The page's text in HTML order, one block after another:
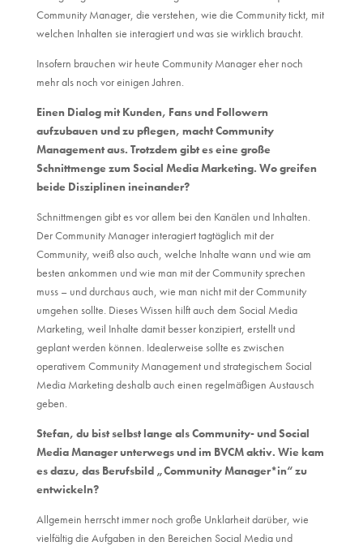
Community Manager, die verstehen, wie die Community tickt, mit
welchen Inhalten sie interagiert und was sie wirklich braucht.
Insofern brauchen wir heute Community Manager eher noch
mehr als noch vor einigen Jahren.
Einen Dialog mit Kunden, Fans und Followern
aufzubauen und zu pflegen, macht Community
Management aus. Trotzdem gibt es eine große
Schnittmenge zum Social Media Marketing. Wo greifen
beide Disziplinen ineinander?
Schnittmengen gibt es vor allem bei den Kanälen und Inhalten.
Der Community Manager interagiert tagtäglich mit der
Community, weiß also auch, welche Inhalte wann und wie am
besten ankommen und wie man mit der Community sprechen
muss – und durchaus auch, wie man nicht mit der Community
umgehen sollte. Dieses Wissen hilft auch dem Social Media
Marketing, weil Inhalte damit besser konzipiert, erstellt und
geplant werden können. Idealerweise sollte es zwischen
operativem Community Management und strategischem Social
Media Marketing deshalb auch einen regelmäßigen Austausch
geben.
Stefan, du bist selbst lange als Community- und Social
Media Manager unterwegs und im BVCM aktiv. Wie kam
es dazu, das Berufsbild „Community Manager*in“ zu
entwickeln?
Allgemein herrscht immer noch große Unklarheit darüber, wie
vielfältig die Aufgaben in den Bereichen Social Media und